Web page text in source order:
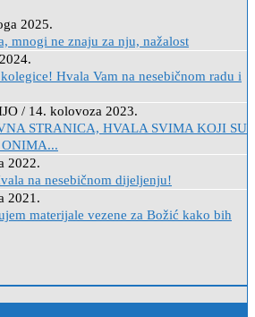
2025.
mnogi ne znaju za nju, nažalost
Hvala Vam na nesebičnom radu i
/ 14. kolovoza 2023.
STRANICA, HVALA SVIMA KOJI SU
2022.
na nesebičnom dijeljenju!
2021.
materijale vezene za Božić kako bih